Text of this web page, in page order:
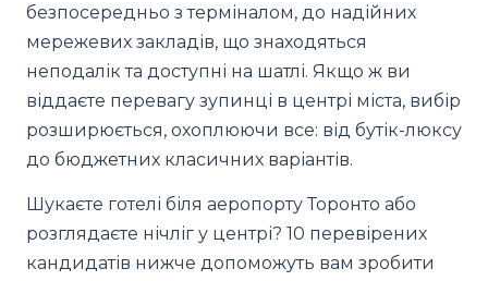
безпосередньо з терміналом, до надійних
мережевих закладів, що знаходяться
неподалік та доступні на шатлі. Якщо ж ви
віддаєте перевагу зупинці в центрі міста, вибір
розширюється, охоплюючи все: від бутік-люксу
до бюджетних класичних варіантів.
Шукаєте готелі біля аеропорту Торонто або
розглядаєте нічліг у центрі? 10 перевірених
кандидатів нижче допоможуть вам зробити